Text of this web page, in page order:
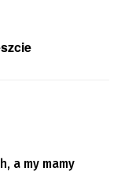
a my mamy